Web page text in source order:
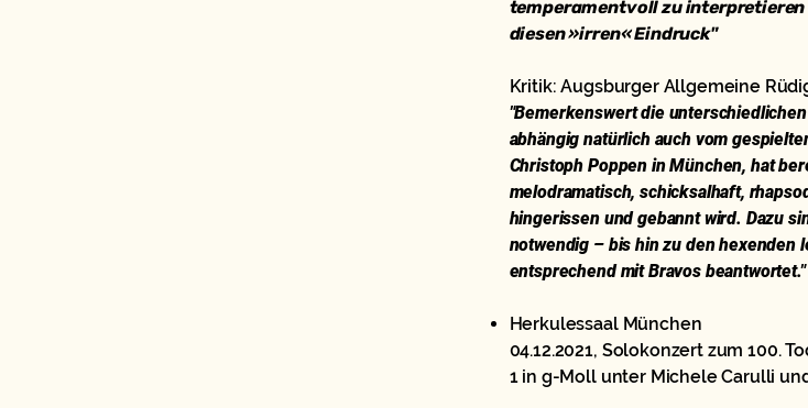
temperamentvoll zu interpretieren
diesen »irren« Eindruck"
Kritik: Augsburger Allgemeine
"Bemerkenswert die
abhängig natürlich auch vom
Christoph Poppen in München, hat
melodramatisch, schicksalhaft,
hingerissen und gebannt wird. Dazu
notwendig – bis hin zu den hexenden
entsprechend mit Bravos beantwortet."
Herkulessaal München
04.12.2021, Solokonzert zum 100.
1 in g-Moll unter Michele Carulli